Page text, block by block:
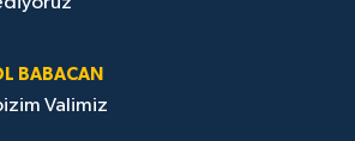
BABACAN
Valimiz